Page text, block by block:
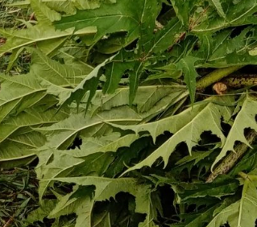
mukanaan jättiputkien
kaksi kahden hengen
ja tarvittaessa myös osallistui